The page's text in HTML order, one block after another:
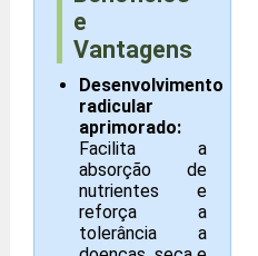
e
Vantagens
Desenvolvimento
radicular
aprimorado:
Facilita a
absorção de
nutrientes e
reforça a
tolerância a